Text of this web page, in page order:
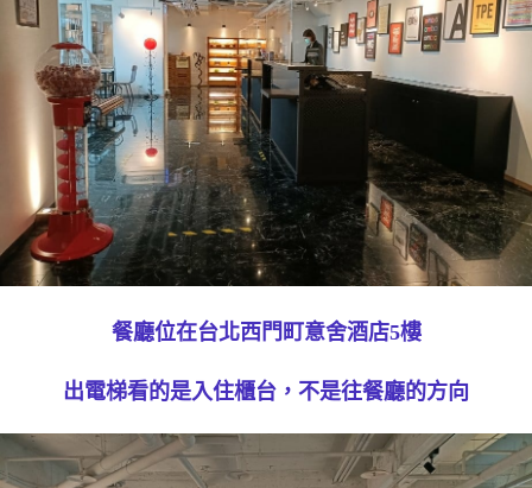
餐廳位在台北西門町意舍酒店5樓
出電梯看的是入住櫃台，不是往餐廳的方向